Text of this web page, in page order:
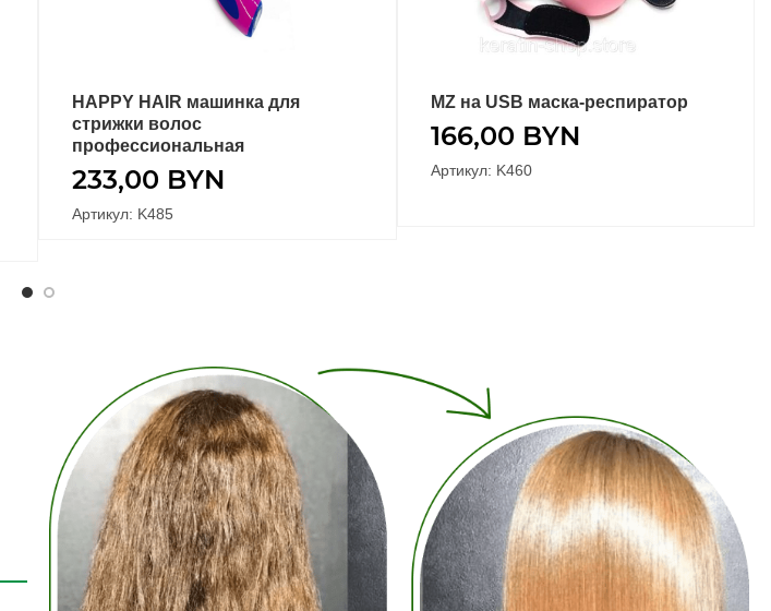
В КОРЗИНУ
HAPPY HAIR машинка для
стрижки волос
профессиональная
233,00 BYN
Артикул: K485
ПОДРОБНЕЕ
MZ на USB маска-респиратор
166,00 BYN
Артикул: K460